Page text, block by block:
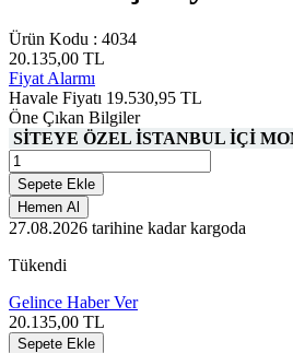
Ürün Kodu : 4034
20.135,00 TL
Fiyat Alarmı
Havale Fiyatı 19.530,95 TL
Öne Çıkan Bilgiler
SİTEYE ÖZEL İSTANBUL İÇİ
Sepete Ekle
Hemen Al
27.08.2026 tarihine kadar kargoda
Tükendi
Gelince Haber Ver
20.135,00 TL
Sepete Ekle